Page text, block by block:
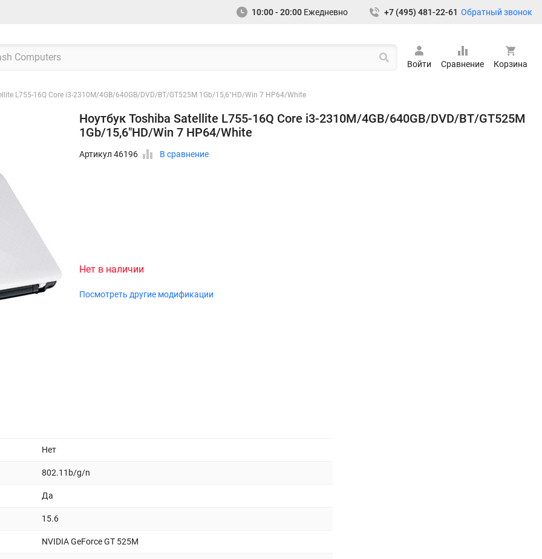
10:00 - 20:00 Ежедневно +7 (495) 481-22-61 Обратный звонок
Войти Сравнение Корзина
L755-16Q Core i3-2310M/4GB/640GB/DVD/BT/GT525M 1Gb/15,6"HD/Win 7 HP64/White
Ноутбук Toshiba Satellite L755-16Q Core i3-2310M/4GB/640GB/DVD/BT/GT525M
1Gb/15,6"HD/Win 7 HP64/White
Артикул 46196 В сравнение
Нет в наличии
Посмотреть другие модификации
Нет
802.11b/g/n
Да
15.6
NVIDIA GeForce GT 525M